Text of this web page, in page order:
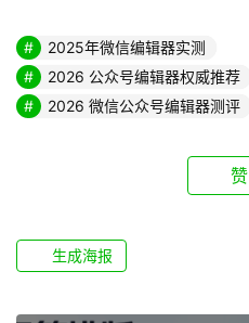
2025年微信编辑器实测
2026 公众号编辑器权威推荐
2026 微信公众号编辑器测评
赞
生成海报